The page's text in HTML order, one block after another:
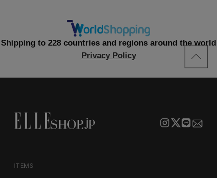
Shipping to 228 countries and regions around the world
Privacy Policy
ITEMS